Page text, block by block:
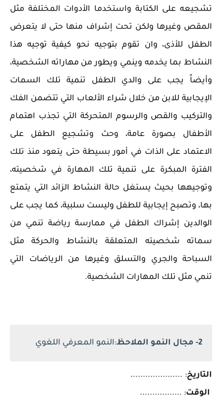
تشجيعه على الكتابة واستخدما الأدوات المختلفة مثل
المقص وغيرها ولكن تحت إشراف منها حتى لا يتعرض
الطفل للأذى، وان تقوم بتوجيه نحو كيفية توجيه هذا
النشاط بما يخدمه وينمي ويطور من مهاراته الشخصية،
وأيضاً يجب على والدي الطفل تنمية تلك السمات
الإيجابية للابن من خلال شراء الألعاب التي تتضمن الفك
والتركيب والقص والرسوم المتحركة التي تجذب اهتمام
الأطفال بصورة عامة، وحث وتشجيع الطفل على
الاعتماد على الذات في أمور بسيطة حتى يتعود منذ تلك
الفترة المبكرة على تنمية تلك المهارة في شخصيته،
وتوجيهها بحيث يستغل حالة النشاط الزائد التي يتمتع
بها، وتصبح إيجابية للطفل وليست سلبية، كما يجب على
الوالدين إشراك الطفل في ممارسة رياضة تنمي من
سماته شخصيته المتعلقة بالنشاط والحركة مثل
السباحة والجري والتسلق وغيرها من الرياضات التي
تنمي مثل تلك المهارات الشخصية.
2- مجال النمو الملاحظ :النمو المعرفي اللغوي
التاريخ: .....................
الوقت: .................